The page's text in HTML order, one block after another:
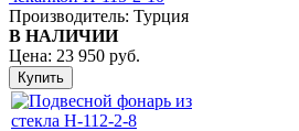
Производитель: Турция
В НАЛИЧИИ
Цена: 23 950 руб.